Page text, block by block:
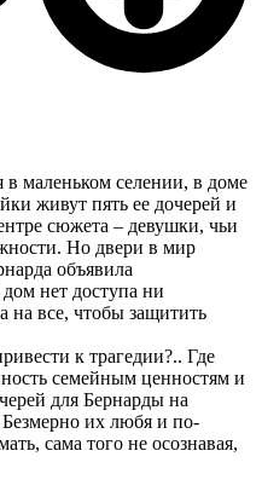
маленьком селении, в доме
живут пять ее дочерей и
сюжета – девушки, чьи
Но двери в мир
объявила
нет доступа ни
на все, чтобы защитить
к трагедии?.. Где
семейным ценностям и
для Бернарды на
их любя и по-
сама того не осознавая,